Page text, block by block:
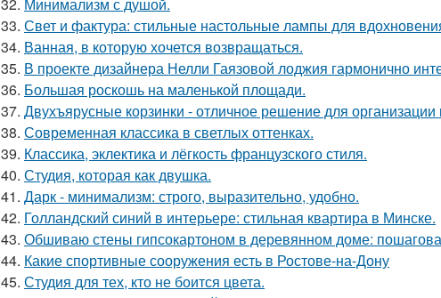
33. Свет и фактура: стильные настольные лампы для
34. Ванная, в которую хочется возвращаться.
35. В проекте дизайнера Нелли Гаязовой лоджия гармонично
36. Большая роскошь на маленькой площади.
37. Двухъярусные корзинки - отличное решение для организации
38. Современная классика в светлых оттенках.
39. Классика, эклектика и лёгкость французского стиля.
40. Студия, которая как двушка.
41. Дарк - минимализм: строго, выразительно, удобно.
42. Голландский синий в интерьере: стильная квартира в Минске.
43. Обшиваю стены гипсокартоном в деревянном доме:
44. Какие спортивные сооружения есть в Ростове-на-Дону
45. Студия для тех, кто не боится цвета.